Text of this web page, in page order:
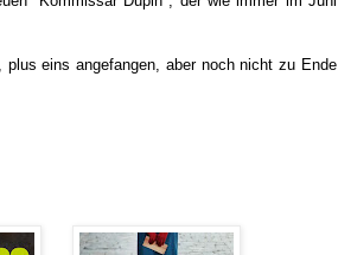
plus eins angefangen, aber noch nicht zu Ende